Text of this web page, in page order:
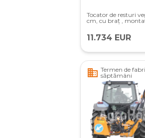
Tocator de resturi
cm, cu braț ,
11.734 EUR
business Termen de
săptămâni